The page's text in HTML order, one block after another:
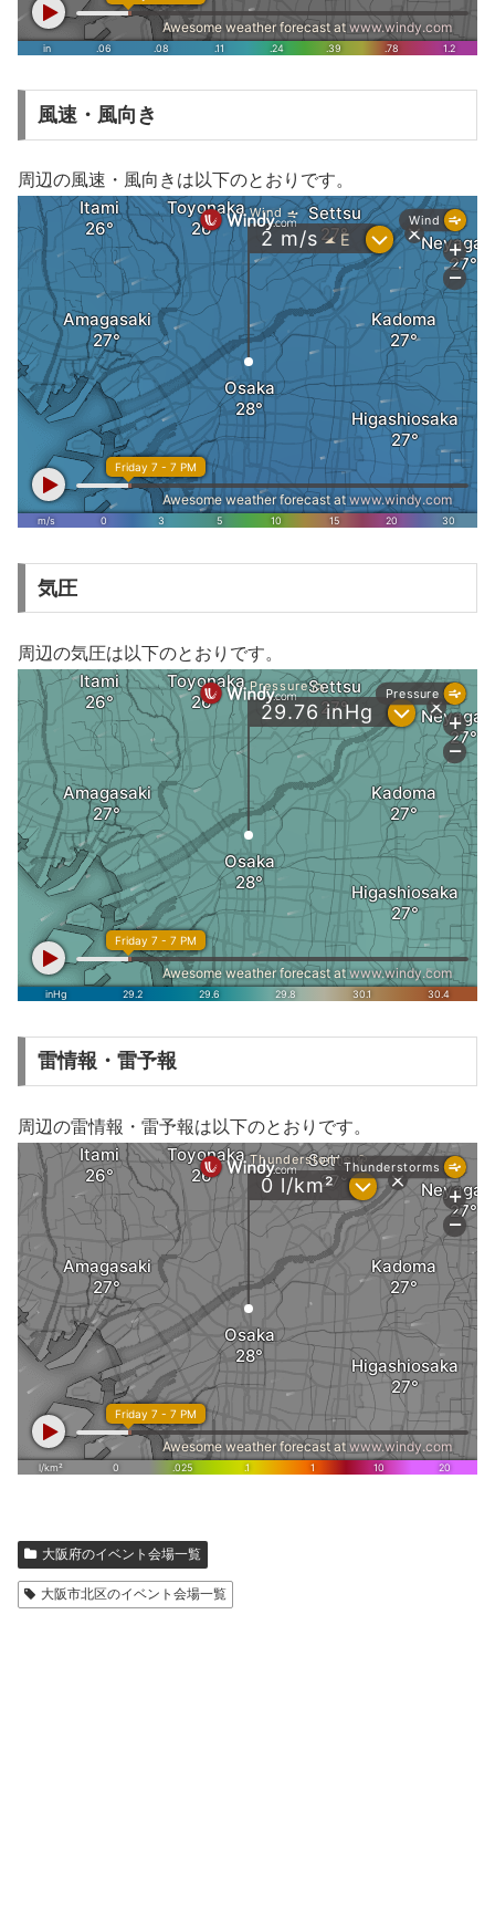
風速・風向き
周辺の風速・風向きは以下のとおりです。
気圧
周辺の気圧は以下のとおりです。
雷情報・雷予報
周辺の雷情報・雷予報は以下のとおりです。
大阪府のイベント会場一覧
大阪市北区のイベント会場一覧